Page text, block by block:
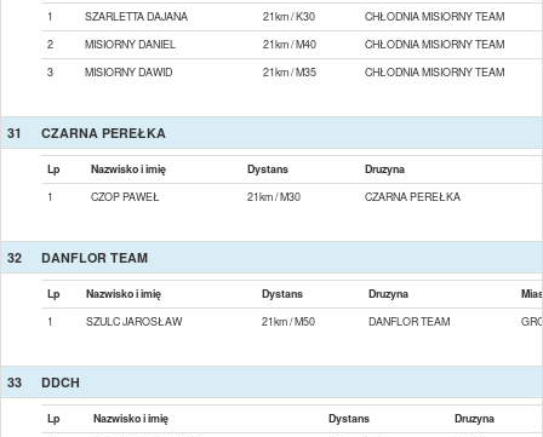
1
SZARLETTA DAJANA 21km / K30
CHŁODNIA MISIORNY TEAM
2
MISIORNY DANIEL 21km / M40
CHŁODNIA MISIORNY TEAM
3
MISIORNY DAWID 21km / M35 CHŁODNIA MISIORNY TEAM
31 CZARNA PEREŁKA
Lp Nazwisko i imię Dystans
Druzyna
1
CZOP PAWEŁ 21km / M30 CZARNA PEREŁKA
32 DANFLOR TEAM
Lp Nazwisko i imię Dystans Druzyna
1
SZULC JAROSŁAW 21km / M50 DANFLOR TEAM
33 DDCH
Lp Nazwisko i imię Dystans
Druzyna